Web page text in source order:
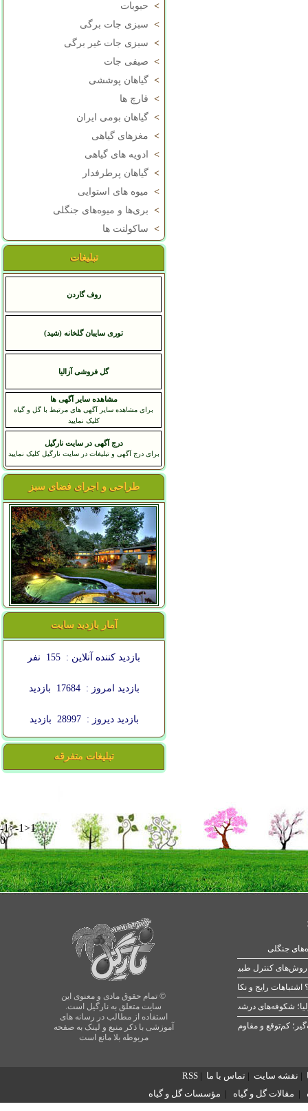
> حبوبات
> سبزی جات برگی
> سبزی جات غیر برگی
> صیفی جات
> گیاهان پوششی
> قارچ ها
> گیاهان بومی ایران
> مغزهای گیاهی
>
ادویه های گیاهی
> گیاهان پرطرفدار
> میوه های استوایی
> بری‌ها و میوه‌های جنگلی
> ساکولنت ها
تبلیغات
روف گاردن
توری سایبان گلخانه (شید)
گل فروشی آزالیا
مشاهده سایر آگهی ها
برای مشاهده سایر آگهی های مرتبط با گل و گیاه
کلیک نمایید
درج آگهی در سایت نارگیل
برای درج آگهی و تبلیغات در سایت نارگیل کلیک نمایید
طراحی و اجرای فضای سبز
آمار بازدید سایت
بازدید کننده آنلاین : 155 نفر
بازدید امروز : 17684 بازدید
بازدید دیروز : 28997 بازدید
تبلیغات متفرقه
-1>-1>1
0
© تمام حقوق مادی و معنوی این
سایت متعلق به نارگیل است.
استفاده از مطالب در رسانه های
آموزشی با ذکر منبع و لینک به صفحه
مربوطه بلا مانع است
جنگلی
رایج و نکات طلایی
شکوفه‌های درشت در بهار
| نقشه سایت | تماس با ما |
RSS
| مقالات گل و گیاه | مؤسسات گل و گیاه